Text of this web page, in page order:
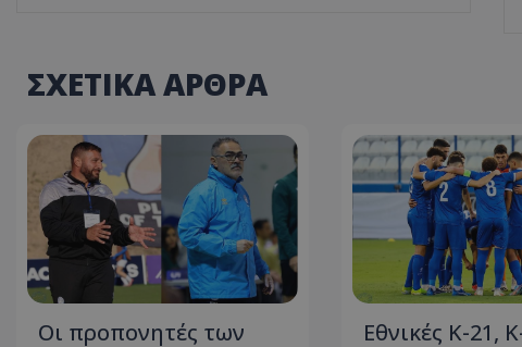
ΣΧΕΤΙΚΑ ΑΡΘΡΑ
Οι προπονητές των
Εθνικές Κ-21,